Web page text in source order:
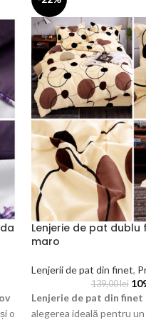
o
Lenjerie de pat dublu
maro
Lenjerii de pat din finet,
139,00lei
Lenjerie de pat din finet
alegerea ideală pentru